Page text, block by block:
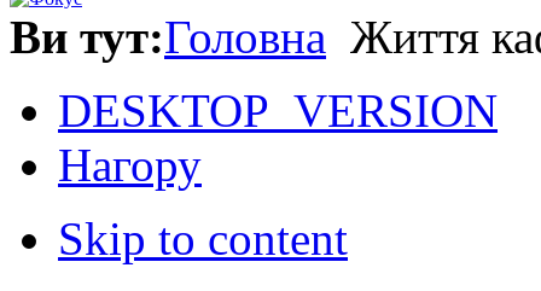
Ви тут:Головна Життя
DESKTOP_VERSION
Нагору
Skip to content